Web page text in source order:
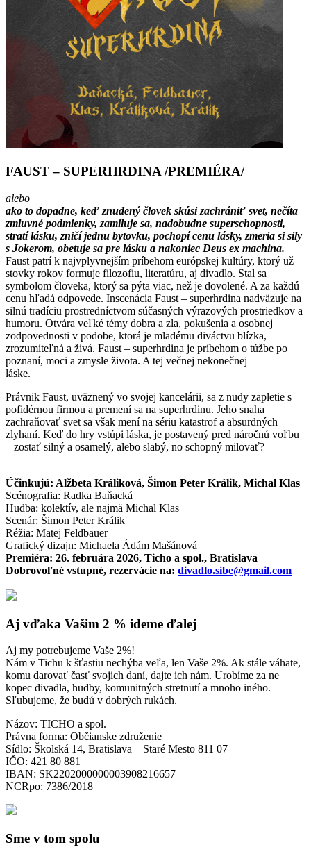
FAUST – SUPERHRDINA /PREMIÉRA/
alebo
ako to dopadne, keď znudený človek skúsi zachrániť svet, nečíta
zmluvné podmienky, zamiluje sa, nadobudne superschopnosti,
stratí lásku, zničí jednu bytovku, pochopí cenu lásky, zmeria si sily
s Jokerom, obetuje sa pre lásku a nakoniec Deus ex machina.
Faust patrí k najvplyvnejším príbehom európskej kultúry, ktorý už
stovky rokov formuje filozofiu, literatúru, aj divadlo. Stal sa
symbolom človeka, ktorý sa pýta viac, než je dovolené. A za každú
cenu hľadá odpovede. Inscenácia Faust – superhrdina nadväzuje na
silnú tradíciu prostredníctvom súčasných výrazových prostriedkov a
humoru. Otvára veľké témy dobra a zla, pokušenia a osobnej
zodpovednosti v podobe, ktorá je mladému diváctvu blízka,
zrozumiteľná a živá. Faust – superhrdina je príbehom o túžbe po
poznaní, moci a zmysle života. A tej večnej nekonečnej
láske.
Právnik Faust, uväznený vo svojej kancelárii, sa z nudy zapletie s
pofidérnou firmou a premení sa na superhrdinu. Jeho snaha
zachraňovať svet sa však mení na sériu katastrof a absurdných
zlyhaní. Keď do hry vstúpi láska, je postavený pred náročnú voľbu
– zostať silný a osamelý, alebo slabý, no schopný milovať?
Účinkujú: Alžbeta Králiková, Šimon Peter Králik, Michal Klas
Scénografia: Radka Baňacká
Hudba: kolektív, ale najmä Michal Klas
Scenár: Šimon Peter Králik
Réžia: Matej Feldbauer
Grafický dizajn: Michaela Ádám Mašánová
Premiéra: 26. februára 2026, Ticho a spol., Bratislava
Dobrovoľné vstupné, rezervácie na: divadlo.sibe@gmail.com
Aj vďaka Vašim 2 % ideme ďalej
Aj my potrebujeme Vaše 2%!
Nám v Tichu k šťastiu nechýba veľa, len Vaše 2%. Ak stále váhate,
komu darovať časť svojich daní, dajte ich nám. Urobíme za ne
kopec divadla, hudby, komunitných stretnutí a mnoho iného.
Sľubujeme, že budú v dobrých rukách.
Názov: TICHO a spol.
Právna forma: Občianske združenie
Sídlo: Školská 14, Bratislava – Staré Mesto 811 07
IČO: 421 80 881
IBAN: SK2202000000003908216657
NCRpo: 7386/2018
Sme v tom spolu